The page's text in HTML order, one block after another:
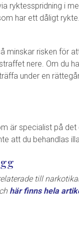
ryktesspridning i
har ett dåligt
minskar risken för
nere. Om du
under en
är specialist på
att du behandlas
till
här finns hela